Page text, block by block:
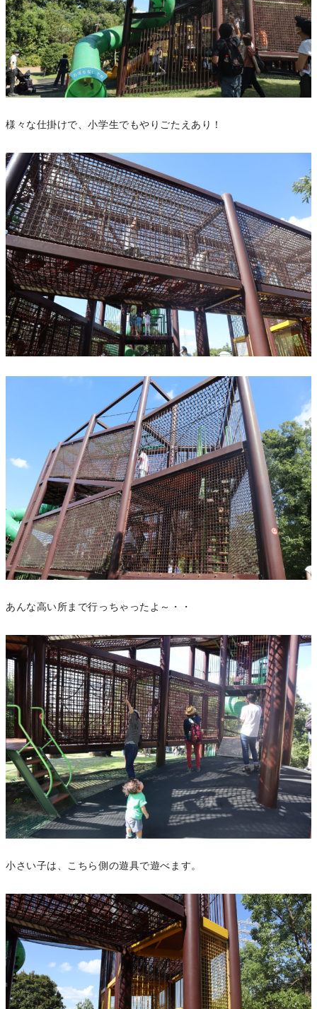
様々な仕掛けで、小学生でもやりごたえあり！
あんな高い所まで行っちゃったよ～・・
小さい子は、こちら側の遊具で遊べます。